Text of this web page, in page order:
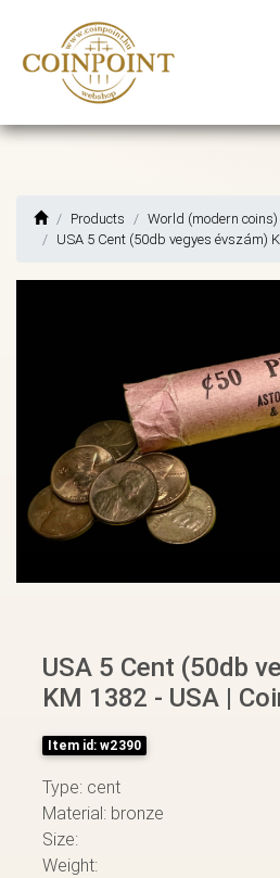
Products World (modern coins)
USA 5 Cent (50db vegyes évszám)
USA 5 Cent (50db
KM 1382 - USA |
Item id: w2390
Type: cent
Material: bronze
Size:
Weight: